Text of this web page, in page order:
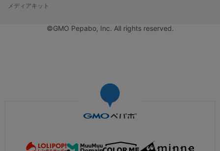
メディアキット
©GMO Pepabo, Inc. All rights reserved.